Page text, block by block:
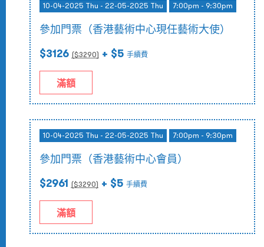
10-04-2025 Thu - 22-05-2025 Thu 7:00pm - 9:30pm
參加門票（香港藝術中心現任藝術大使）
$3126 ($3290) + $5 手續費
滿額
10-04-2025 Thu - 22-05-2025 Thu 7:00pm - 9:30pm
參加門票（香港藝術中心會員）
$2961 ($3290) + $5 手續費
滿額